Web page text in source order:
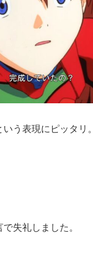
う表現にピッタリ。
失礼しました。